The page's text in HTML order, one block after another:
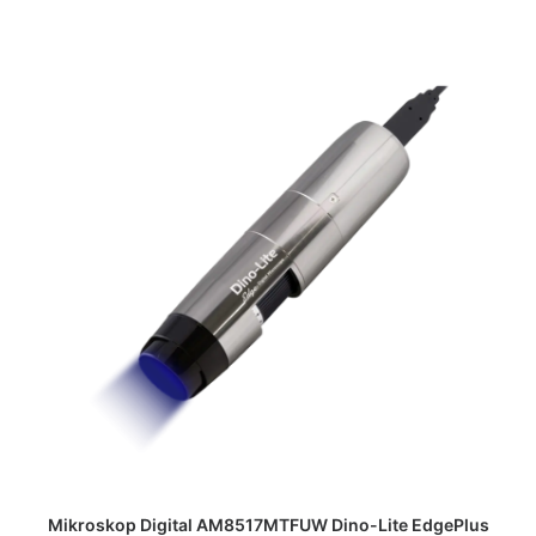
DAPATKAN PENAWARAN HARGA
Mikroskop Digital AM8517MTFUW Dino-Lite EdgePlus